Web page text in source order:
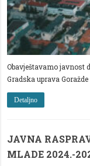
Obavještavamo javnost
Gradska uprava Goražde
Detaljno
JAVNA
MLADE 2024.-